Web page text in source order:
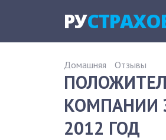
РУ
Домашняя Отзывы
КОМПАНИИ
2012 ГОД